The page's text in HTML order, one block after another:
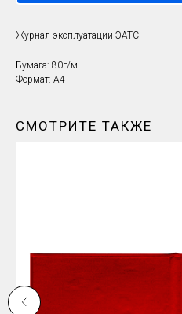
Журнал эксплуатации ЭАТС
Бумага: 80г/м
Формат: А4
СМОТРИТЕ ТАКЖЕ